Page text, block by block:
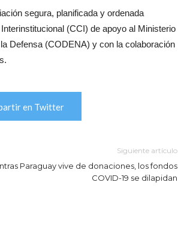
segura, planificada y ordenada
(CCI) de apoyo al Ministerio
Defensa (CODENA) y con la colaboración
en Twitter
Siguiente artículo
Paraguay vive de donaciones, los fondos
COVID-19 se dilapidan